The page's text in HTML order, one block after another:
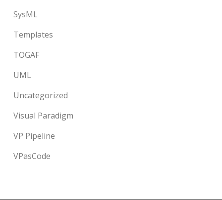
SysML
Templates
TOGAF
UML
Uncategorized
Visual Paradigm
VP Pipeline
VPasCode